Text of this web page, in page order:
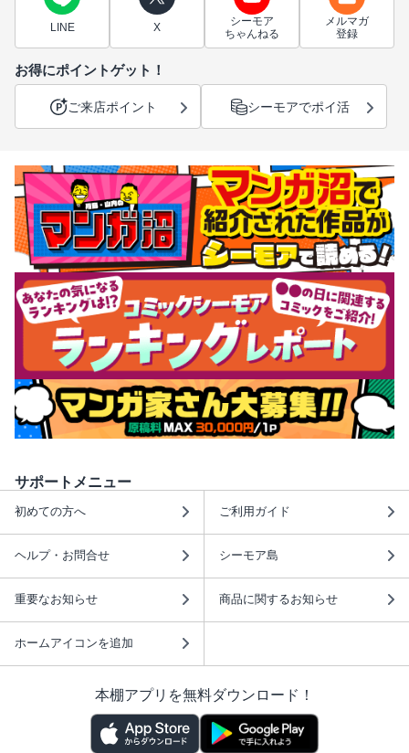
LINE X
シーモア
ちゃんねる
メルマガ
登録
お得にポイントゲット！
ご来店ポイント シーモアでポイ活
サポートメニュー
初めての方へ ご利用ガイド
ヘルプ・お問合せ シーモア島
重要なお知らせ 商品に関するお知らせ
ホームアイコンを追加
本棚アプリを無料ダウンロード！